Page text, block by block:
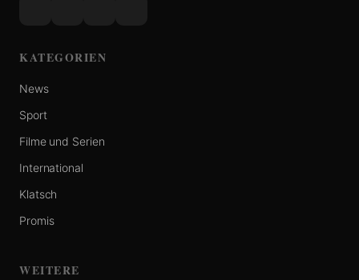
KATEGORIEN
News
Sport
Filme und Serien
International
Klatsch
Promis
WEITERE